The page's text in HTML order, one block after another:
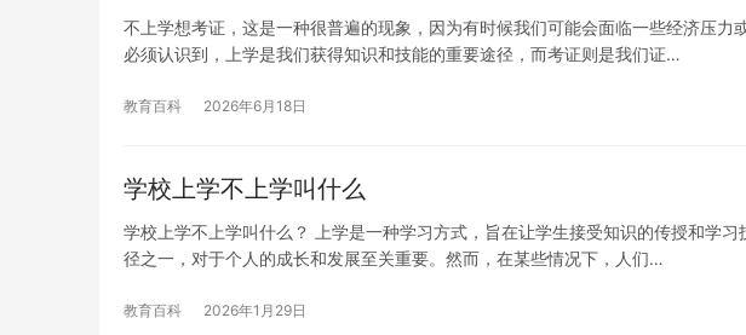
不上学想考证，这是一种很普遍的现象，因为有时候我们可能会面临一些经济压力
必须认识到，上学是我们获得知识和技能的重要途径，而考证则是我们证…
教育百科 2026年6月18日
学校上学不上学叫什么
学校上学不上学叫什么？ 上学是一种学习方式，旨在让学生接受知识的传授和学
径之一，对于个人的成长和发展至关重要。然而，在某些情况下，人们…
教育百科 2026年1月29日